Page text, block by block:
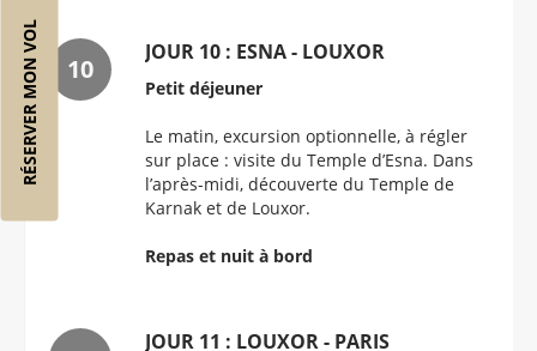
RÉSERVER MON VOL JOUR 10 : ESNA - LOUXOR
Petit déjeuner
Le matin, excursion optionnelle, à régler
sur place : visite du Temple d’Esna. Dans
l’après-midi, découverte du Temple de
Karnak et de Louxor.
Repas et nuit à bord
JOUR 11 : LOUXOR - PARIS